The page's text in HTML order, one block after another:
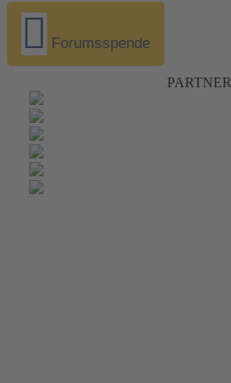
Forumsspende
PARTNER